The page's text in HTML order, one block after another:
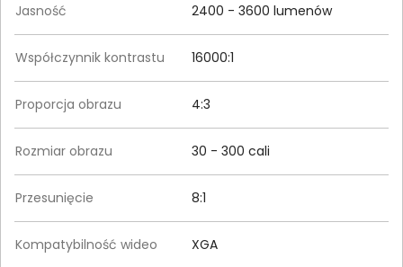
Jasność 2400 - 3600 lumenów
Współczynnik kontrastu 16000:1
Proporcja obrazu 4:3
Rozmiar obrazu 30 - 300 cali
Przesunięcie 8:1
Kompatybilność wideo XGA